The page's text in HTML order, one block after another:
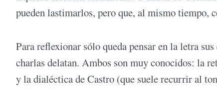
pueden lastimarlos, pero que, al mismo tiempo,
Para reflexionar sólo queda pensar en la letra
charlas delatan. Ambos son muy conocidos: la
y la dialéctica de Castro (que suele recurrir al